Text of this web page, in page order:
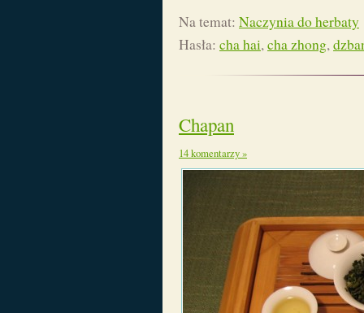
Na temat: Naczynia do herbaty
Hasła: cha hai,cha zhong,
Chapan
14 komentarzy »